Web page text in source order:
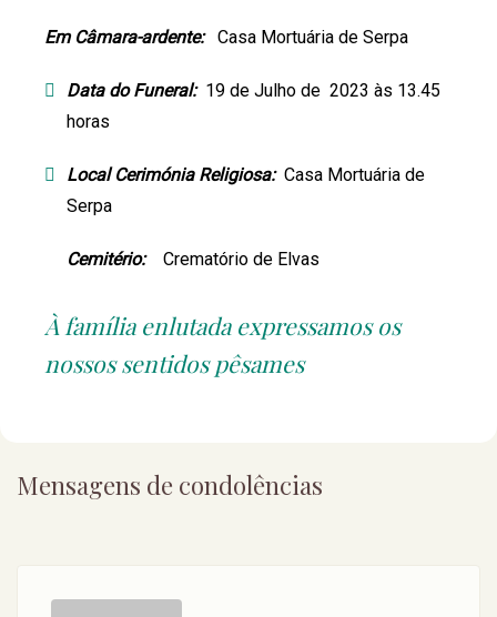
Em Câmara-ardente: Casa Mortuária de Serpa
Data do Funeral: 19 de Julho de 2023 às 13.45
horas
Local Cerimónia Religiosa: Casa Mortuária de
Serpa
Cemitério: Crematório de Elvas
À família enlutada expressamos os
nossos sentidos pêsames
Mensagens de condolências